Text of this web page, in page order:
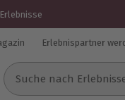
Erlebnispartner
Suche nach